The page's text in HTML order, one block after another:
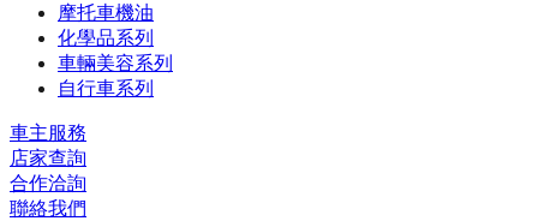
摩托車機油
化學品系列
車輛美容系列
自行車系列
車主服務
店家查詢
合作洽詢
聯絡我們